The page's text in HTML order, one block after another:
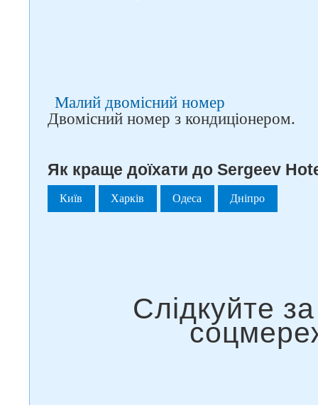
Малий двомісний номер
Двомісний номер з кондиціонером.
Як краще доїхати до Sergeev
Київ Харків Одеса Дніпро